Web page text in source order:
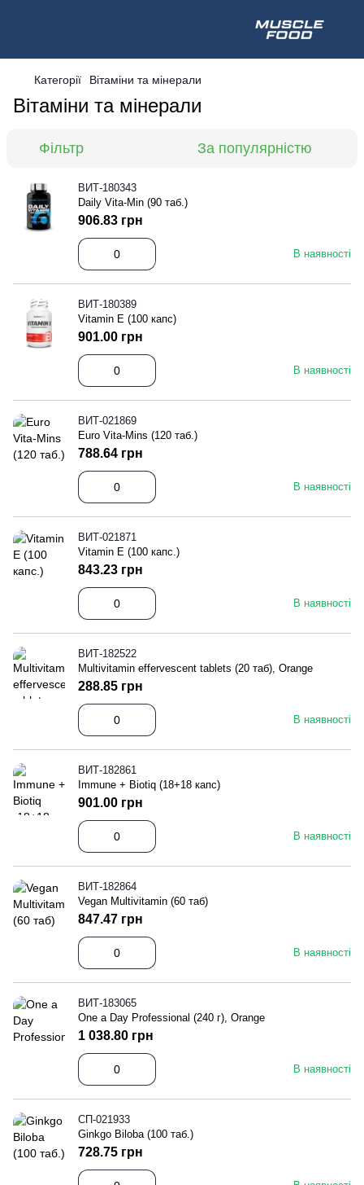
Категорії Вітаміни та мінерали
Вітаміни та мінерали
Фільтр За популярністю
ВИТ-180343
Daily Vita-Min (90 таб.)
В наявності
906.83 грн
ВИТ-180389
Vitamin E (100 капс)
В наявності
901.00 грн
ВИТ-021869
Euro Vita-Mins (120 таб.)
В наявності
788.64 грн
ВИТ-021871
Vitamin E (100 капс.)
В наявності
843.23 грн
ВИТ-182522
Multivitamin effervescent tablets (20 таб), Orange
В наявності
288.85 грн
ВИТ-182861
Immune + Biotiq (18+18 капс)
В наявності
901.00 грн
ВИТ-182864
Vegan Multivitamin (60 таб)
В наявності
847.47 грн
ВИТ-183065
One a Day Professional (240 г), Orange
В наявності
1 038.80 грн
СП-021933
Ginkgo Biloba (100 таб.)
728.75 грн